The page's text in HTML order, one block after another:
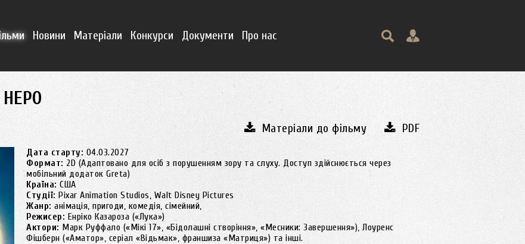
Новини Матеріали Конкурси Документи Про нас
Матеріали до фільму
PDF
Дата старту: 04.03.2027
Формат: 2D (Адаптовано для осіб з порушенням зору та слуху. Доступ здійснюється через
мобільний додаток Greta)
Країна: США
Студії: Pixar Animation Studios, Walt Disney Pictures
Жанр: анімація, пригоди, комедія, сімейний,
Режисер: Енріко Казароза («Лука»)
Актори: Марк Руффало («Мікі 17», «Бідолашні створіння», «Месники: Завершення»), Лоуренс
Фішберн («Аматор», серіал «Відьмак», франшиза «Матриця») та інші.